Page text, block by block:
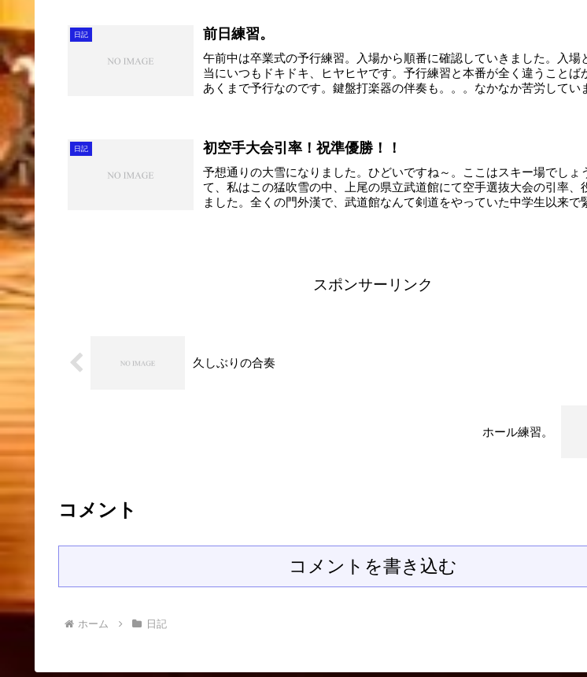
日記 前日練習。
午前中は卒業式の予行練習。入場から順番に確認していきました。入場
当にいつもドキドキ、ヒヤヒヤです。予行練習と本番が全く違うことば
あくまで予行なのです。鍵盤打楽器の伴奏も。。。なかなか苦労してい
日記 初空手大会引率！祝準優勝！！
予想通りの大雪になりました。ひどいですね～。ここはスキー場でし
て、私はこの猛吹雪の中、上尾の県立武道館にて空手選抜大会の引率、
ました。全くの門外漢で、武道館なんて剣道をやっていた中学生以来で
スポンサーリンク
久しぶりの合奏
ホール練習。
コメント
コメントを書き込む
ホーム 日記